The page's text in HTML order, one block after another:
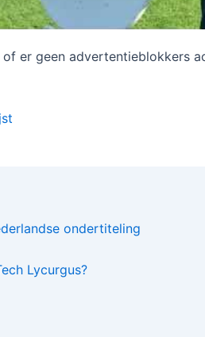
er geen advertentieblokkers
ondertiteling
Lycurgus?